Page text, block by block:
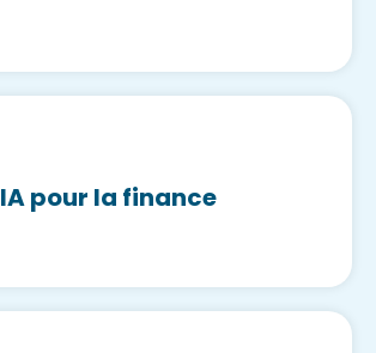
IA pour la finance